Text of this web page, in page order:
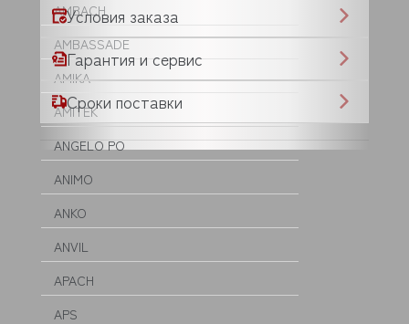
AMBACH
AMBASSADE
AMIKA
AMITEK
ANGELO PO
ANIMO
ANKO
ANVIL
APACH
APS
Условия заказа
Гарантия и сервис
Сроки поставки